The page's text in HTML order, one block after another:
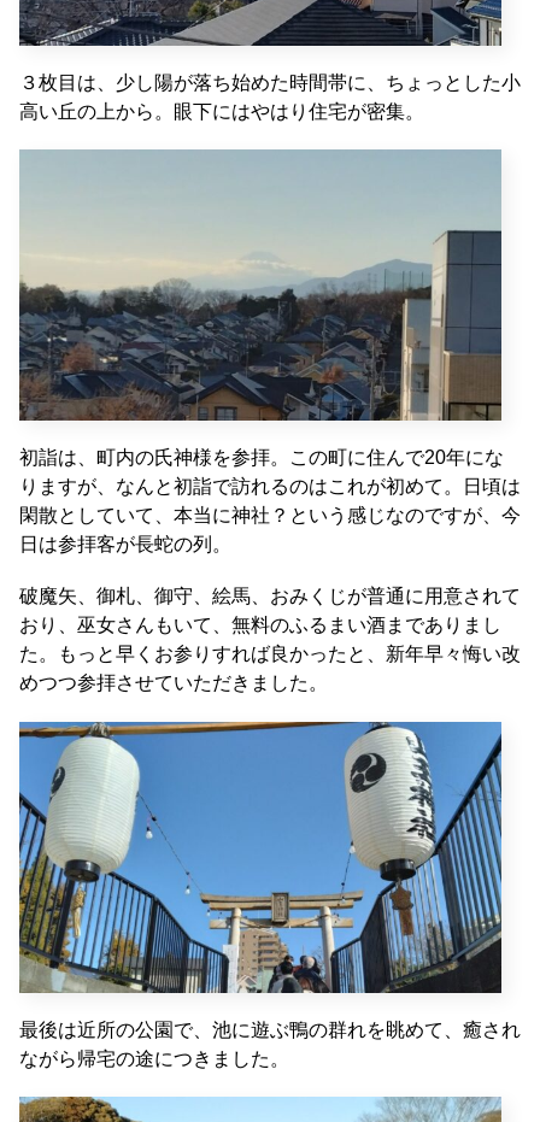
３枚目は、少し陽が落ち始めた時間帯に、ちょっとした小
高い丘の上から。眼下にはやはり住宅が密集。
初詣は、町内の氏神様を参拝。この町に住んで20年にな
りますが、なんと初詣で訪れるのはこれが初めて。日頃は
閑散としていて、本当に神社？という感じなのですが、今
日は参拝客が長蛇の列。
破魔矢、御札、御守、絵馬、おみくじが普通に用意されて
おり、巫女さんもいて、無料のふるまい酒までありまし
た。もっと早くお参りすれば良かったと、新年早々悔い改
めつつ参拝させていただきました。
最後は近所の公園で、池に遊ぶ鴨の群れを眺めて、癒され
ながら帰宅の途につきました。